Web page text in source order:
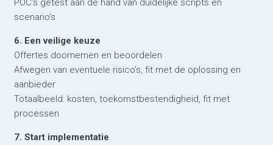
scenario’s
6. Een veilige keuze
Offertes doornemen en beoordelen
Afwegen van eventuele risico’s, fit met de oplossing en
aanbieder
Totaalbeeld: kosten, toekomstbestendigheid, fit met
processen
7. Start implementatie